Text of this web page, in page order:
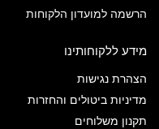
הרשמה למועדון הלקוחות
מידע ללקוחותינו
הצהרת נגישות
מדיניות ביטולים והחזרות
תקנון משלוחים